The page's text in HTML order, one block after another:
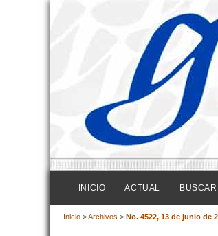
INICIO ACTUAL BUSCAR
Inicio >Archivos > No. 4522, 13 de junio de